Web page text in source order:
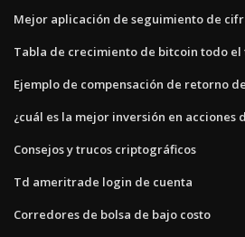
Mejor aplicación de seguimiento de
Tabla de crecimiento de bitcoin todo el
Ejemplo de compensación de retorno
¿cuál es la mejor inversión en acciones
Consejos y trucos criptográficos
Td ameritrade login de cuenta
Corredores de bolsa de bajo costo